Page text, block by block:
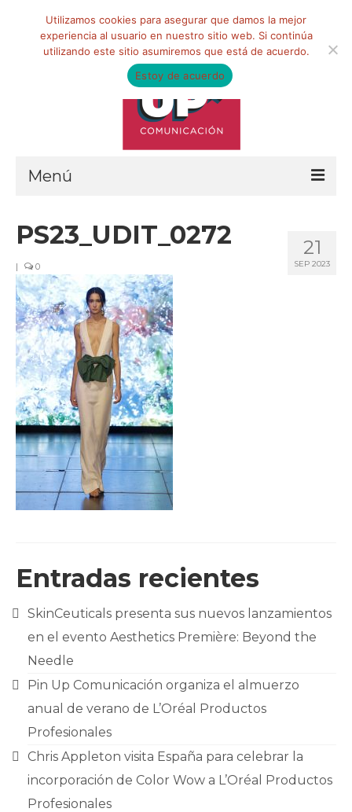
Menú
QUIÉNES SOMOS
Qué hacemos
Marketing de influencia
Equipo
CLIENTES
BLOG
CONTACTO
21
SEP 2023
PS23_UDIT_0272
| 0
Entradas recientes
SkinCeuticals presenta sus nuevos lanzamientos
en el evento Aesthetics Première: Beyond the
Needle
Pin Up Comunicación organiza el almuerzo
anual de verano de L’Oréal Productos
Profesionales
Chris Appleton visita España para celebrar la
incorporación de Color Wow a L’Oréal Productos
Profesionales
Utilizamos cookies para asegurar que damos la mejor
experiencia al usuario en nuestro sitio web. Si continúa
utilizando este sitio asumiremos que está de acuerdo.
Estoy de acuerdo